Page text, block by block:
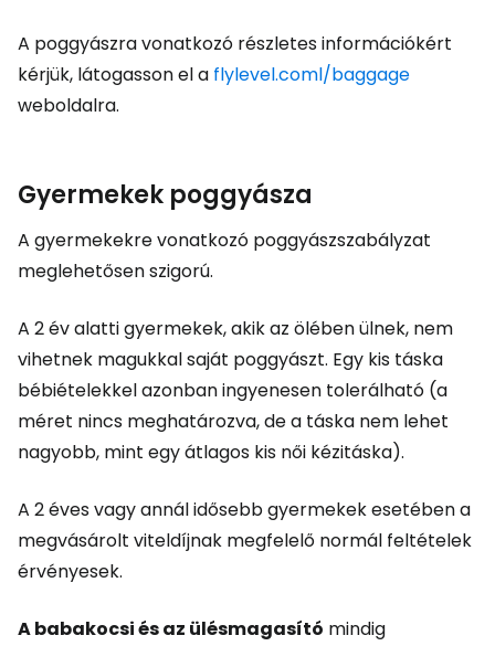
A poggyászra vonatkozó részletes információkért
kérjük, látogasson el a flylevel.coml/baggage
weboldalra.
Gyermekek poggyásza
A gyermekekre vonatkozó poggyászszabályzat
meglehetősen szigorú.
A 2 év alatti gyermekek, akik az ölében ülnek, nem
vihetnek magukkal saját poggyászt. Egy kis táska
bébiételekkel azonban ingyenesen tolerálható (a
méret nincs meghatározva, de a táska nem lehet
nagyobb, mint egy átlagos kis női kézitáska).
A 2 éves vagy annál idősebb gyermekek esetében a
megvásárolt viteldíjnak megfelelő normál feltételek
érvényesek.
A babakocsi és az ülésmagasító mindig